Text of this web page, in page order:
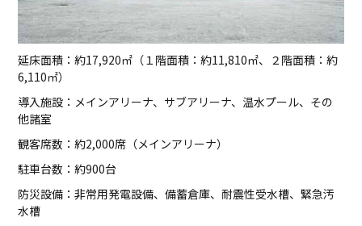
延床面積：約17,920㎡（１階面積：約11,810㎡、２階面積：約
6,110㎡）
導入施設：メインアリーナ、サブアリーナ、温水プール、その
他諸室
観客席数：約2,000席（メインアリーナ）
駐車台数：約900台
防災設備：非常用発電設備、備蓄倉庫、耐震性受水槽、緊急汚
水槽